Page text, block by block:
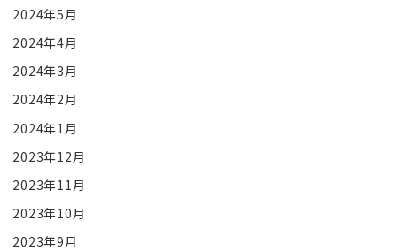
2024年5月
2024年4月
2024年3月
2024年2月
2024年1月
2023年12月
2023年11月
2023年10月
2023年9月